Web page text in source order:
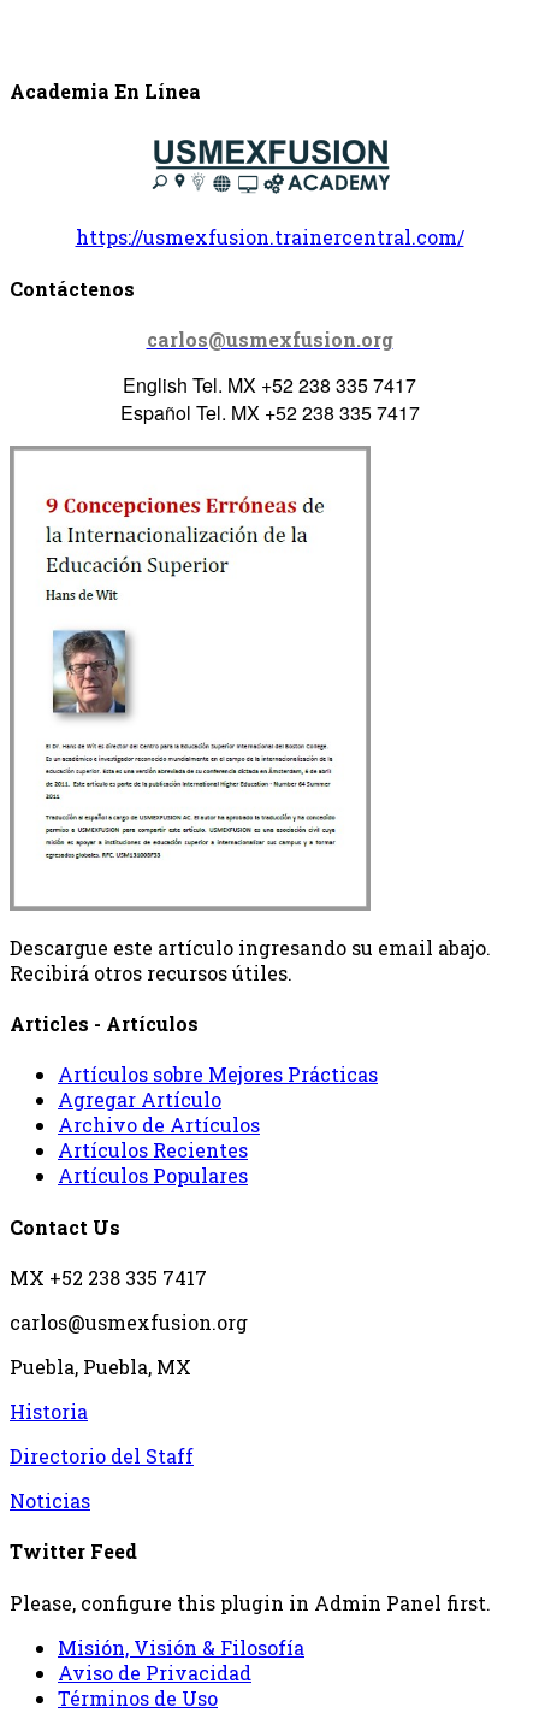
Academia En Línea
https://usmexfusion.trainercentral.com/
Contáctenos
carlos@usmexfusion.org
English Tel. MX +52 238 335 7417
Español Tel. MX +52 238 335 7417
Descargue este artículo ingresando su email abajo.
Recibirá otros recursos útiles.
Articles - Artículos
Artículos sobre Mejores Prácticas
Agregar Artículo
Archivo de Artículos
Artículos Recientes
Artículos Populares
Contact Us
MX +52 238 335 7417
carlos@usmexfusion.org
Puebla, Puebla, MX
Historia
Directorio del Staff
Noticias
Twitter Feed
Please, configure this plugin in Admin Panel first.
Misión, Visión & Filosofía
Aviso de Privacidad
Términos de Uso